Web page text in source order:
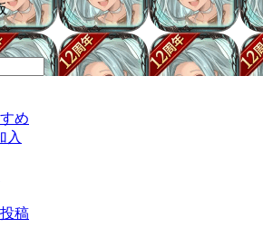
め
入
稿